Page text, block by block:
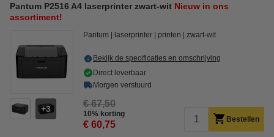
Pantum P2516 A4 laserprinter zwart-wit Nieuw in ons
assortiment!
3
Pantum laserprinter printen zwart-wit
Bekijk de specificaties en omschrijving
Direct leverbaar
Morgen verstuurd
€ 67,50
10% korting
€ 60,75 Bestellen